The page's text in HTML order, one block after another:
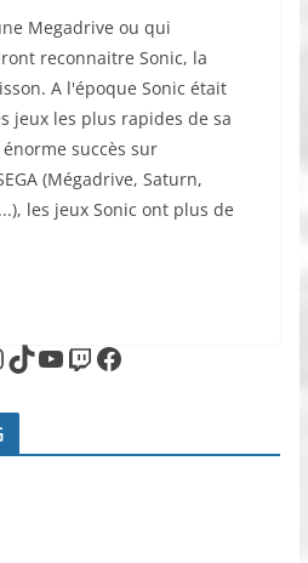
Megadrive ou qui
reconnaitre Sonic, la
A l'époque Sonic était
jeux les plus rapides de sa
succès sur
(Mégadrive, Saturn,
les jeux Sonic ont plus de
TikTok YouTube Twitch Facebook